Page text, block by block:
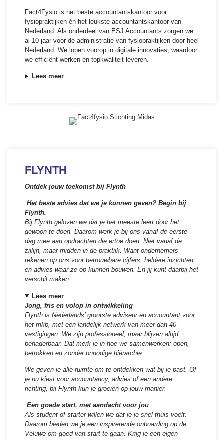
Fact4Fysio is het beste accountantskantoor voor
fysiopraktijken én het leukste accountantskantoor van
Nederland. Als onderdeel van ESJ Accountants zorgen we
al 10 jaar voor de administratie van fysiopraktijken door heel
Nederland. We lopen voorop in digitale innovaties, waardoor
we efficiënt werken en topkwaliteit leveren.
Lees meer
FLYNTH
Ontdek jouw toekomst bij Flynth
Het beste advies dat we je kunnen geven? Begin bij
Flynth.
Bij Flynth geloven we dat je het meeste leert door het
gewoon te doen. Daarom werk je bij ons vanaf de eerste
dag mee aan opdrachten die ertoe doen. Niet vanaf de
zijlijn, maar midden in de praktijk. Want ondernemers
rekenen op ons voor betrouwbare cijfers, heldere inzichten
en advies waar ze op kunnen bouwen. En jij kunt daarbij het
verschil maken.
Lees meer
Jong, fris en volop in ontwikkeling
Flynth is Nederlands’ grootste adviseur en accountant voor
het mkb, met een landelijk netwerk van meer dan 40
vestigingen. We zijn professioneel, maar blijven altijd
benaderbaar. Dat merk je in hoe we samenwerken: open,
betrokken en zonder onnodige hiërarchie.
We geven je alle ruimte om te ontdekken wat bij je past. Of
je nu kiest voor accountancy, advies of een andere
richting, bij Flynth kun je groeien op jouw manier.
Een goede start, met aandacht voor jou
Als student of starter willen we dat je je snel thuis voelt.
Daarom bieden we je een inspirerende onboarding op de
Veluwe om goed van start te gaan. Krijg je een eigen